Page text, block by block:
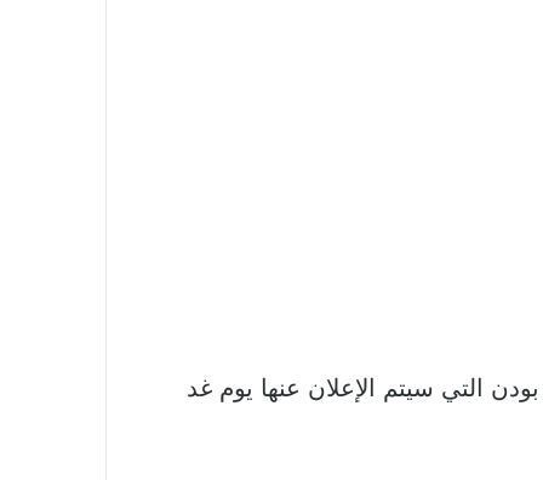
التي سيتم الإعلان عنها يوم غد